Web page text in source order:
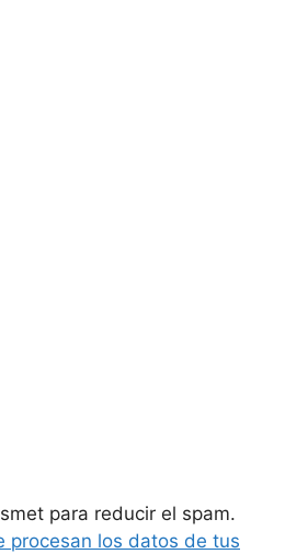
para reducir el spam.
procesan los datos de tus